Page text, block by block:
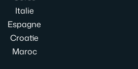
Italie
Espagne
Croatie
Maroc